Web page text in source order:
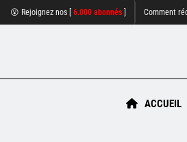
😮 Rejoignez nos [ 6.000 abonnés Comment
ACCUEIL